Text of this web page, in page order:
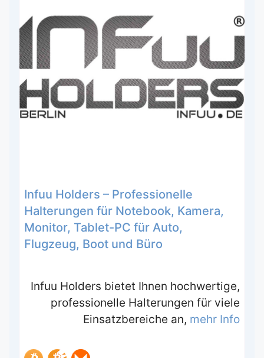
Infuu Holders – Professionelle
Halterungen für Notebook, Kamera,
Monitor, Tablet-PC für Auto,
Flugzeug, Boot und Büro
Infuu Holders bietet Ihnen hochwertige,
professionelle Halterungen für viele
Einsatzbereiche an, mehr Info